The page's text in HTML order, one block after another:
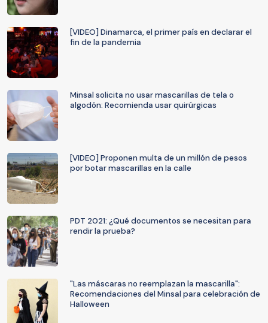
[VIDEO] Dinamarca, el primer país en declarar el
fin de la pandemia
Minsal solicita no usar mascarillas de tela o
algodón: Recomienda usar quirúrgicas
[VIDEO] Proponen multa de un millón de pesos
por botar mascarillas en la calle
PDT 2021: ¿Qué documentos se necesitan para
rendir la prueba?
"Las máscaras no reemplazan la mascarilla":
Recomendaciones del Minsal para celebración de
Halloween